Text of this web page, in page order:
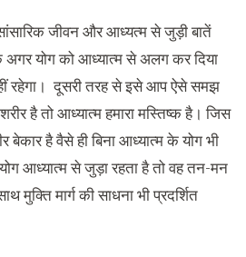
जीवन और आध्यत्म से जुड़ी बातें
योग को आध्यात्म से अलग कर दिया
रहेगा। दूसरी तरह से इसे आप ऐसे समझ
है तो आध्यात्म हमारा मस्तिष्क है। जिस
बेकार है वैसे ही बिना आध्यात्म के योग भी
आध्यात्म से जुड़ा रहता है तो वह तन-मन
मुक्ति मार्ग की साधना भी प्रदर्शित